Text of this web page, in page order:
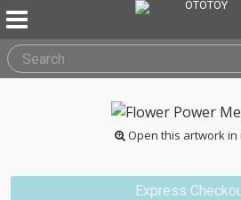
Open this artwork in
Express